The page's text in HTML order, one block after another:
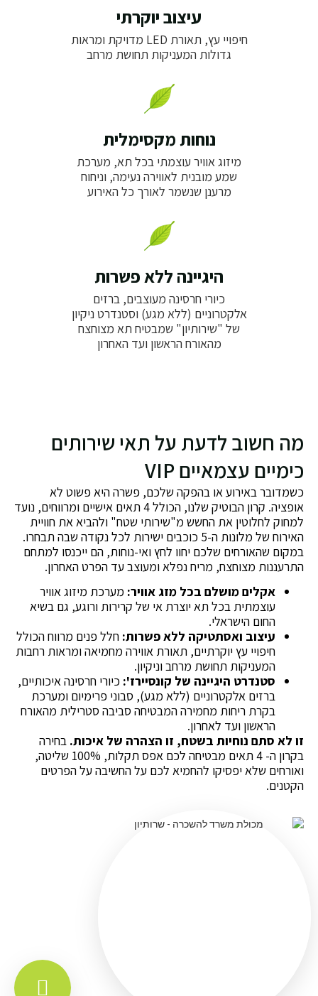
עיצוב יוקרתי
חיפויי עץ, תאורת LED מדויקת ומראות
גדולות המעניקות תחושת מרחב
נוחות מקסימלית
מיזוג אוויר עוצמתי בכל תא, מערכת
שמע מובנית לאווירה נעימה, וניחוח
מרענן שנשמר לאורך כל האירוע
היגיינה ללא פשרות
כיורי חרסינה מעוצבים, ברזים
אלקטרוניים (ללא מגע) וסטנדרט ניקיון
של "שירותיון" שמבטיח תא מצוחצח
מהאורח הראשון ועד האחרון
מה חשוב לדעת על תאי שירותים
כימיים עצמאיים VIP
כשמדובר באירוע או בהפקה שלכם, פשרה היא פשוט לא
אופציה. קרון הבוטיק שלנו, הכולל 4 תאים אישיים ומרווחים, נועד
למחוק לחלוטין את החשש מ"שירותי שטח" ולהביא את חוויית
האירוח של מלונות ה-5 כוכבים ישירות לכל נקודה שבה תבחרו.
במקום שהאורחים שלכם יחוו לחץ ואי-נוחות, הם ייכנסו למתחם
התרעננות מצוחצח, מריח נפלא ומעוצב עד הפרט האחרון.
אקלים מושלם בכל מזג אוויר: מערכת מיזוג אוויר
עוצמתית בכל תא יוצרת אי של קרירות ורוגע, גם בשיא
החום הישראלי.
עיצוב ואסתטיקה ללא פשרות: חלל פנים מרווח הכולל
חיפויי עץ יוקרתיים, תאורת אווירה מחמיאה ומראות רחבות
המעניקות תחושת מרחב וניקיון.
סטנדרט היגיינה של קונסיירז': כיורי חרסינה איכותיים,
ברזים אלקטרוניים (ללא מגע), סבוני פרימיום ומערכת
בקרת ריחות מחמירה המבטיחה סביבה סטרילית מהאורח
הראשון ועד לאחרון.
זו לא סתם נוחיות בשטח, זו הצהרה של איכות. בחירה
בקרון ה- 4 תאים מבטיחה לכם אפס תקלות, 100% שליטה,
ואורחים שלא יפסיקו להחמיא לכם על החשיבה על הפרטים
הקטנים.